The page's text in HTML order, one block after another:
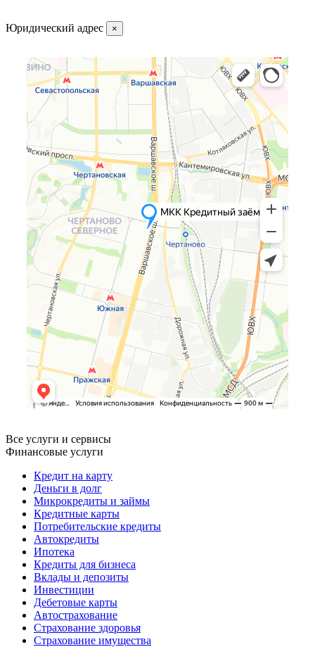
Юридический адрес ×
Все услуги и сервисы
Финансовые услуги
Кредит на карту
Деньги в долг
Микрокредиты и займы
Кредитные карты
Потребительские кредиты
Автокредиты
Ипотека
Кредиты для бизнеса
Вклады и депозиты
Инвестиции
Дебетовые карты
Автострахование
Страхование здоровья
Страхование имущества